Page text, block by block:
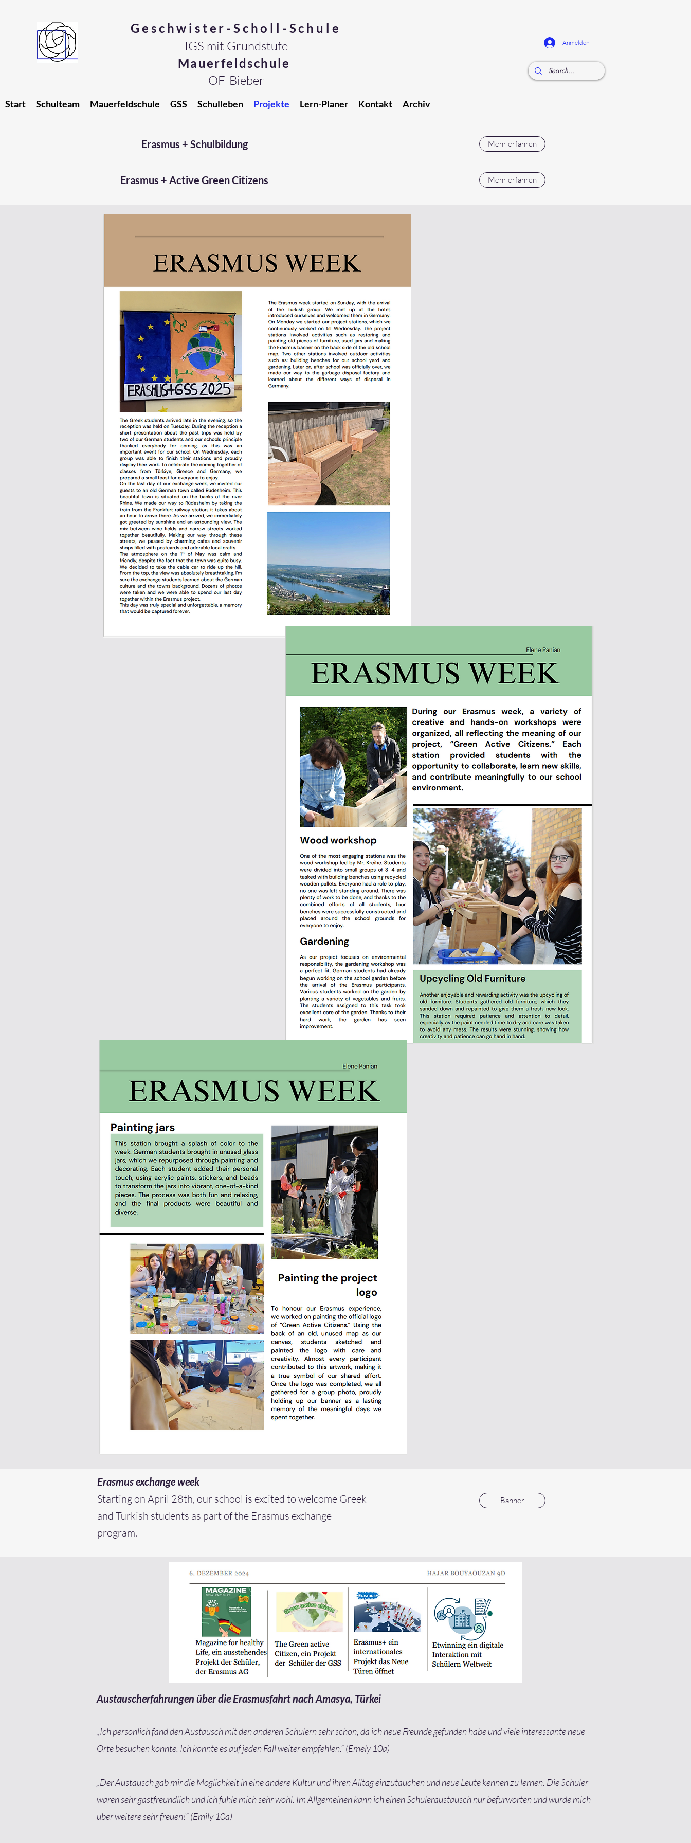
Geschwister-Scholl-Schule
IGS mit Grundstufe
Mauerfeldschule
OF-Bieber
Anmelden
Start Schulteam Mauerfeldschule GSS Schulleben Projekte Lern-Planer Kontakt Archiv
Erasmus + Schulbildung
Erasmus + Active Green Citizens
Mehr erfahren
Mehr erfahren
Erasmus exchange week
Starting on April 28th, our school is excited to welcome Greek
and Turkish students as part of the Erasmus exchange
program.
Banner
Austauscherfahrungen über die Erasmusfahrt nach Amasya, Türkei
„Ich persönlich fand den Austausch mit den anderen Schülern sehr schön, da ich neue Freunde gefunden habe und viele interessante neue
Orte besuchen konnte. Ich könnte es auf jeden Fall weiter empfehlen.“ (Emely 10a)
„Der Austausch gab mir die Möglichkeit in eine andere Kultur und ihren Alltag einzutauchen und neue Leute kennen zu lernen. Die Schüler
waren sehr gastfreundlich und ich fühle mich sehr wohl. Im Allgemeinen kann ich einen Schüleraustausch nur befürworten und würde mich
über weitere sehr freuen!“ (Emily 10a)